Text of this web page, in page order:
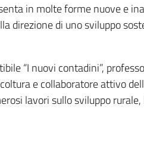
in molte forme nuove e
direzione di uno sviluppo
“I nuovi contadini”,
e collaboratore attivo
lavori sullo sviluppo